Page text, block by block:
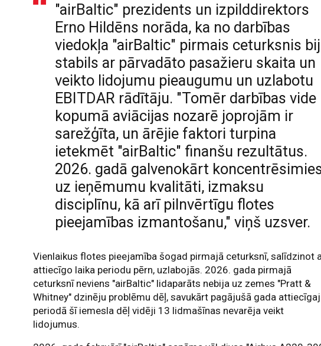
"airBaltic" prezidents un izpilddirektors
Erno Hildēns norāda, ka no darbības
viedokļa "airBaltic" pirmais ceturksnis
stabils ar pārvadāto pasažieru skaita un
veikto lidojumu pieaugumu un uzlabotu
EBITDAR rādītāju. "Tomēr darbības vide
kopumā aviācijas nozarē joprojām ir
sarežģīta, un ārējie faktori turpina
ietekmēt "airBaltic" finanšu rezultātus.
2026. gadā galvenokārt
uz ieņēmumu kvalitāti, izmaksu
disciplīnu, kā arī pilnvērtīgu flotes
pieejamības izmantošanu," viņš uzsver.
Vienlaikus flotes pieejamība šogad pirmajā ceturksnī, salīdzinot
attiecīgo laika periodu pērn, uzlabojās. 2026. gada pirmajā
ceturksnī neviens "airBaltic" lidaparāts nebija uz zemes "Pratt &
Whitney" dzinēju problēmu dēļ, savukārt pagājušā gada
periodā šī iemesla dēļ vidēji 13 lidmašīnas nevarēja veikt
lidojumus.